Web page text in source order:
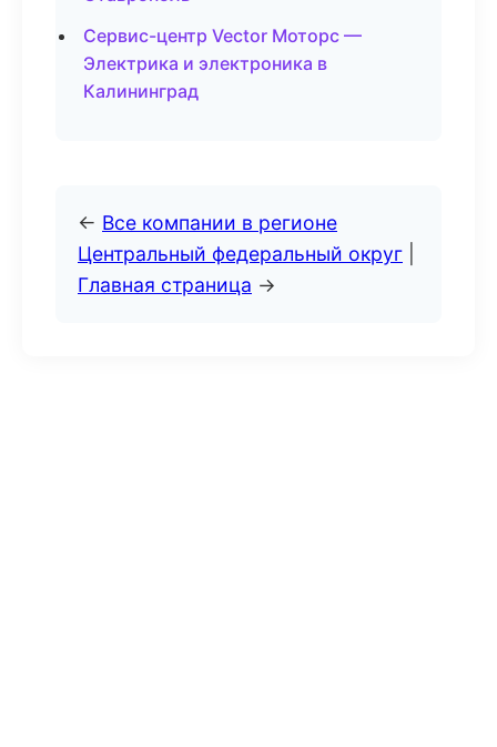
Сервис-центр Vector Моторс —
Электрика и электроника в
Калининград
← Все компании в регионе
Центральный федеральный округ
Главная страница →